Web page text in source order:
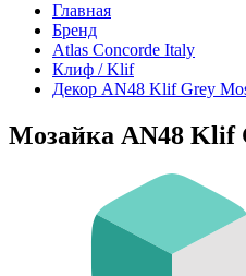
Главная
Бренд
Atlas Concorde Italy
Клиф / Klif
Декор AN48 Klif Grey
Мозайка AN48 Klif